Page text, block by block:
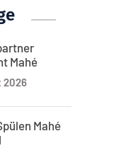
Mahé
2026
Mahé